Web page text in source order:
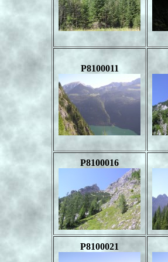
P8100011
P8100016
P8100021